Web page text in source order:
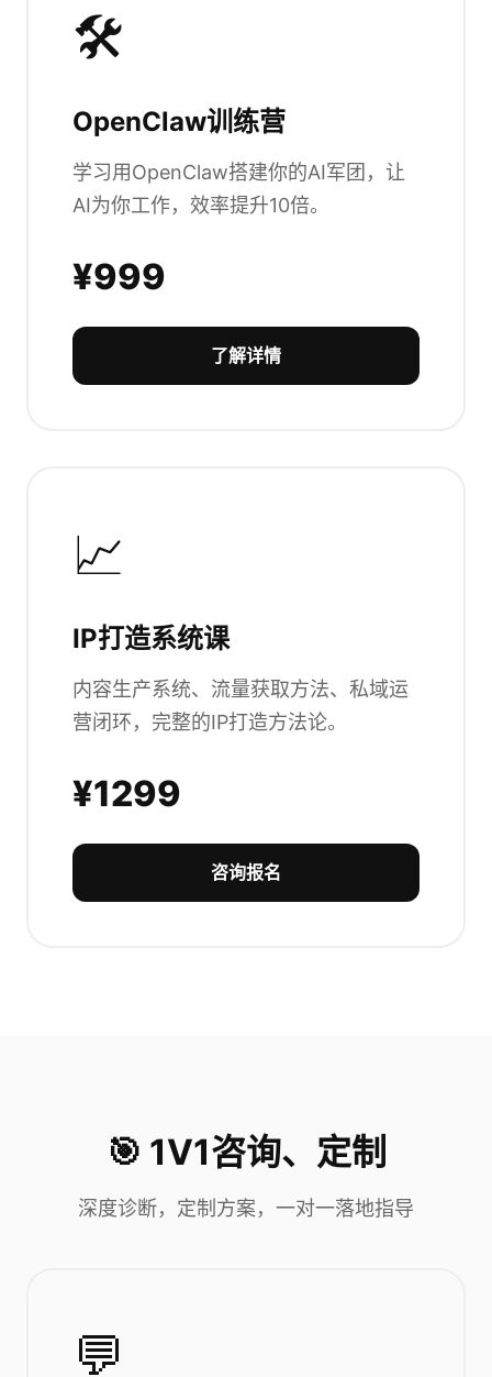
🛠️
OpenClaw训练营
学习用OpenClaw搭建你的AI军团，让
AI为你工作，效率提升10倍。
¥999
了解详情
📈
IP打造系统课
内容生产系统、流量获取方法、私域运
营闭环，完整的IP打造方法论。
¥1299
咨询报名
🎯 1V1咨询、定制
深度诊断，定制方案，一对一落地指导
💬